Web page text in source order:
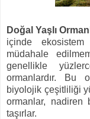
Doğal Yaşlı
içinde
müdahale
genellikle
ormanlardır. Bu
biyolojik çeşitliliği
ormanlar,
taşırlar.